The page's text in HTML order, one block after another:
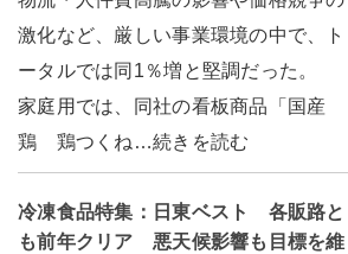
激化など、厳しい事業環境の中で、ト
ータルでは同1％増と堅調だった。
家庭用では、同社の看板商品「国産
鶏 鶏つくね…続きを読む
冷凍食品特集：日東ベスト 各販路と
も前年クリア 悪天候影響も目標を維